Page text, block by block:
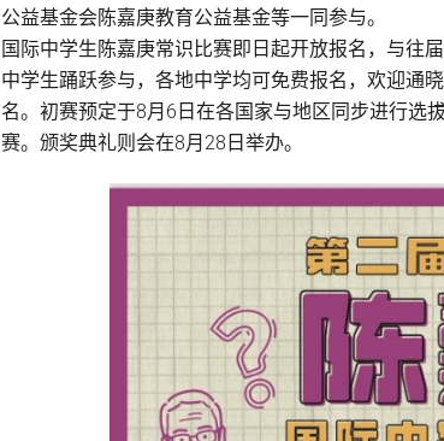
公益基金会陈嘉庚教育公益基金等一同参与。
国际中学生陈嘉庚常识比赛即日起开放报名，与往
中学生踊跃参与，各地中学均可免费报名，欢迎通
名。初赛预定于8月6日在各国家与地区同步进行选
赛。颁奖典礼则会在8月28日举办。